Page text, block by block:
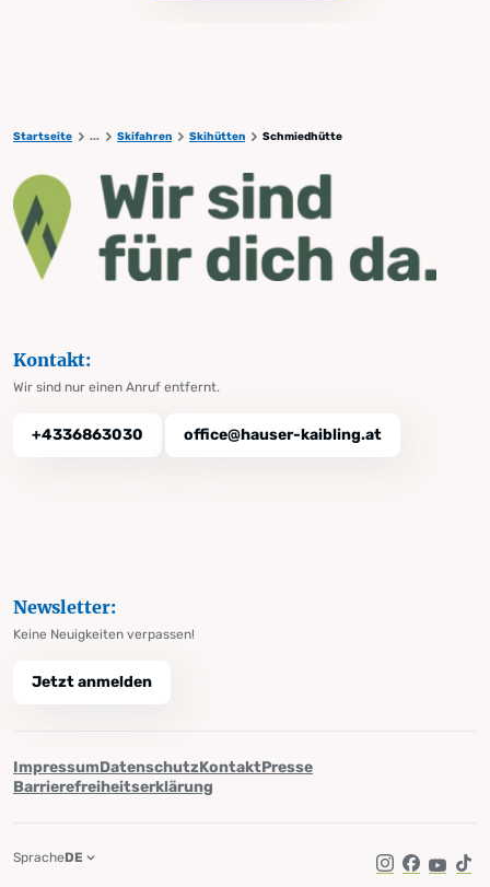
Startseite ... Skifahren Skihütten Schmiedhütte
Kontakt:
Wir sind nur einen Anruf entfernt.
+4336863030 office@hauser-kaibling.at
Newsletter:
Keine Neuigkeiten verpassen!
Jetzt anmelden
ImpressumDatenschutzKontaktPresse
Barrierefreiheitserklärung
Instagram
Facebook
SpracheDE